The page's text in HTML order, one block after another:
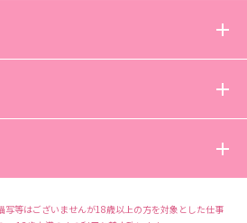
写等はございませんが18歳以上の方を対象とした仕事